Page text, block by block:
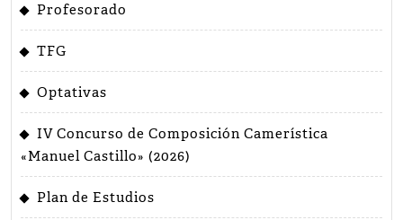
Profesorado
TFG
Optativas
IV Concurso de Composición Camerística
«Manuel Castillo» (2026)
Plan de Estudios